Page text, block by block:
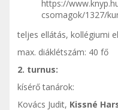
https://
csomagok/1327/
teljes ellátás, kollégiumi
max. diáklétszám: 40 fő
2. turnus:
kísérő tanárok:
Kovács Judit, Kissné